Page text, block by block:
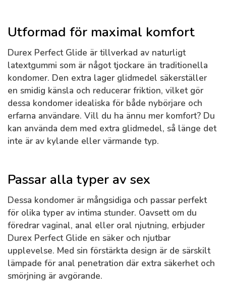
Utformad för maximal komfort
Durex Perfect Glide är tillverkad av naturligt
latextgummi som är något tjockare än traditionella
kondomer. Den extra lager glidmedel säkerställer
en smidig känsla och reducerar friktion, vilket gör
dessa kondomer idealiska för både nybörjare och
erfarna användare. Vill du ha ännu mer komfort? Du
kan använda dem med extra glidmedel, så länge det
inte är av kylande eller värmande typ.
Passar alla typer av sex
Dessa kondomer är mångsidiga och passar perfekt
för olika typer av intima stunder. Oavsett om du
föredrar vaginal, anal eller oral njutning, erbjuder
Durex Perfect Glide en säker och njutbar
upplevelse. Med sin förstärkta design är de särskilt
lämpade för anal penetration där extra säkerhet och
smörjning är avgörande.